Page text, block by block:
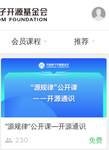
会员课程 推荐
“源规律”公开课—开源通识
230
免费